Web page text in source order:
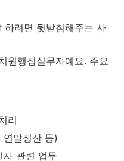
하려면 뒷받침해주는 사
원행정실무자예요. 주요
리
연말정산 등)
사 관련 업무